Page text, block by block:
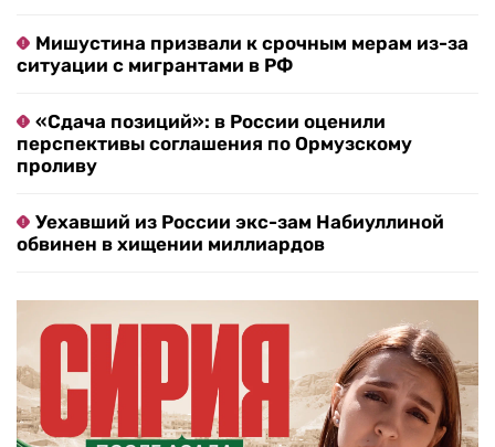
Мишустина призвали к срочным мерам из-за
ситуации с мигрантами в РФ
«Сдача позиций»: в России оценили
перспективы соглашения по Ормузскому
проливу
Уехавший из России экс-зам Набиуллиной
обвинен в хищении миллиардов